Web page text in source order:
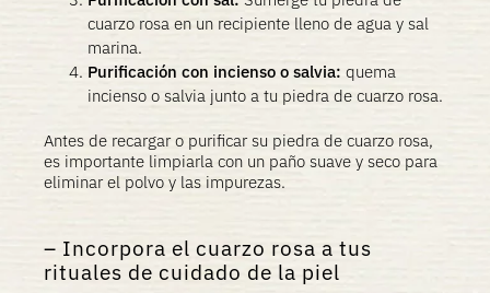
cuarzo rosa en un recipiente lleno de agua y sal
marina.
Purificación con incienso o salvia: quema
incienso o salvia junto a tu piedra de cuarzo rosa.
Antes de recargar o purificar su piedra de cuarzo rosa,
es importante limpiarla con un paño suave y seco para
eliminar el polvo y las impurezas.
Incorpora el cuarzo rosa a tus
rituales de cuidado de la piel